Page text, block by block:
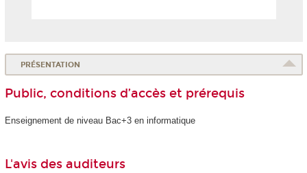
PRÉSENTATION
Public, conditions d’accès et prérequis
Enseignement de niveau Bac+3 en informatique
L'avis des auditeurs